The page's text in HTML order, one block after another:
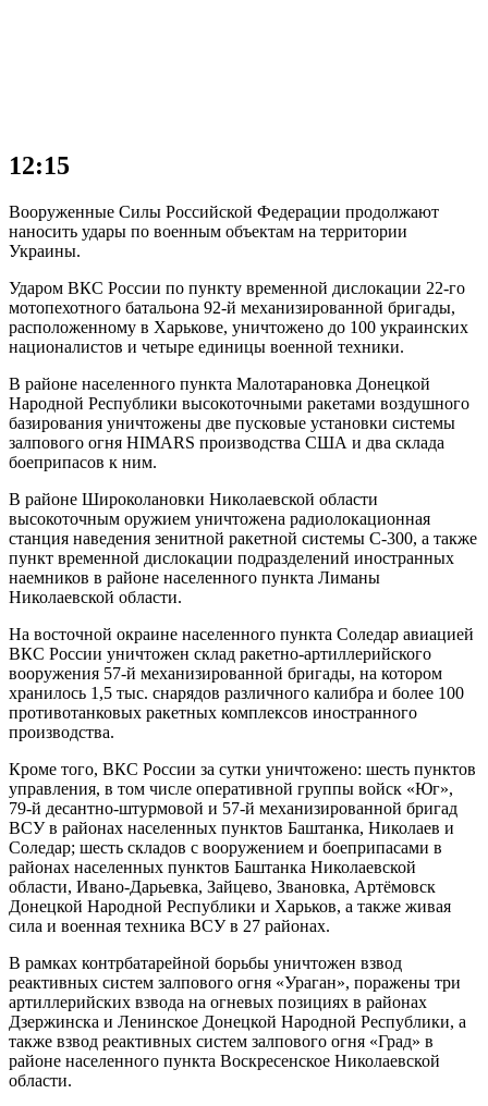
12:15
Вооруженные Силы Российской Федерации продолжают
наносить удары по военным объектам на территории
Украины.
Ударом ВКС России по пункту временной дислокации 22-го
мотопехотного батальона 92-й механизированной бригады,
расположенному в Харькове, уничтожено до 100 украинских
националистов и четыре единицы военной техники.
В районе населенного пункта Малотарановка Донецкой
Народной Республики высокоточными ракетами воздушного
базирования уничтожены две пусковые установки системы
залпового огня HIMARS производства США и два склада
боеприпасов к ним.
В районе Широколановки Николаевской области
высокоточным оружием уничтожена радиолокационная
станция наведения зенитной ракетной системы С-300, а также
пункт временной дислокации подразделений иностранных
наемников в районе населенного пункта Лиманы
Николаевской области.
На восточной окраине населенного пункта Соледар авиацией
ВКС России уничтожен склад ракетно-артиллерийского
вооружения 57-й механизированной бригады, на котором
хранилось 1,5 тыс. снарядов различного калибра и более 100
противотанковых ракетных комплексов иностранного
производства.
Кроме того, ВКС России за сутки уничтожено: шесть пунктов
управления, в том числе оперативной группы войск «Юг»,
79-й десантно-штурмовой и 57-й механизированной бригад
ВСУ в районах населенных пунктов Баштанка, Николаев и
Соледар; шесть складов с вооружением и боеприпасами в
районах населенных пунктов Баштанка Николаевской
области, Ивано-Дарьевка, Зайцево, Звановка, Артёмовск
Донецкой Народной Республики и Харьков, а также живая
сила и военная техника ВСУ в 27 районах.
В рамках контрбатарейной борьбы уничтожен взвод
реактивных систем залпового огня «Ураган», поражены три
артиллерийских взвода на огневых позициях в районах
Дзержинска и Ленинское Донецкой Народной Республики, а
также взвод реактивных систем залпового огня «Град» в
районе населенного пункта Воскресенское Николаевской
области.